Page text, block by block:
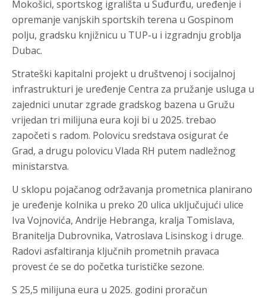
Mokošici, sportskog igrališta u Suđurđu, uređenje i
opremanje vanjskih sportskih terena u Gospinom
polju, gradsku knjižnicu u TUP-u i izgradnju groblja
Dubac.
Strateški kapitalni projekt u društvenoj i socijalnoj
infrastrukturi je uređenje Centra za pružanje usluga u
zajednici unutar zgrade gradskog bazena u Gružu
vrijedan tri milijuna eura koji bi u 2025. trebao
započeti s radom. Polovicu sredstava osigurat će
Grad, a drugu polovicu Vlada RH putem nadležnog
ministarstva.
U sklopu pojačanog održavanja prometnica planirano
je uređenje kolnika u preko 20 ulica uključujući ulice
Iva Vojnovića, Andrije Hebranga, kralja Tomislava,
Branitelja Dubrovnika, Vatroslava Lisinskog i druge.
Radovi asfaltiranja ključnih prometnih pravaca
provest će se do početka turističke sezone.
S 25,5 milijuna eura u 2025. godini proračun